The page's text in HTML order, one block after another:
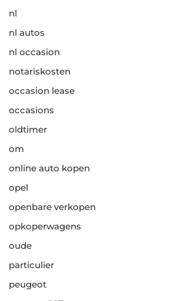
nl
nl autos
nl occasion
notariskosten
occasion lease
occasions
oldtimer
om
online auto kopen
opel
openbare verkopen
opkoperwagens
oude
particulier
peugeot